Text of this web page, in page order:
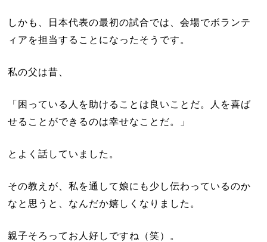
しかも、日本代表の最初の試合では、会場でボランテ
ィアを担当することになったそうです。
私の父は昔、
「困っている人を助けることは良いことだ。人を喜ば
せることができるのは幸せなことだ。」
とよく話していました。
その教えが、私を通して娘にも少し伝わっているのか
なと思うと、なんだか嬉しくなりました。
親子そろってお人好しですね（笑）。